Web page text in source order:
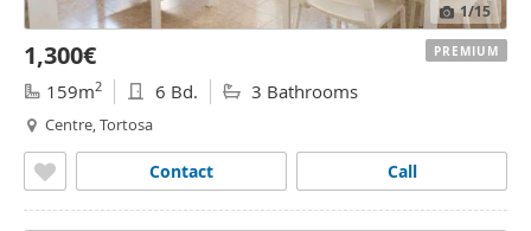
1/15
1,300€
159m2 6 Bd. 3 Bathrooms
Centre, Tortosa
Call
Contact
PREMIUM